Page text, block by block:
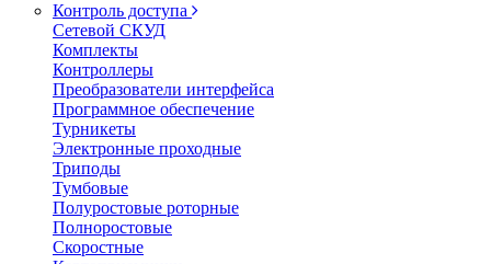
Контроль доступа
Сетевой СКУД
Комплекты
Контроллеры
Преобразователи интерфейса
Программное обеспечение
Турникеты
Электронные проходные
Триподы
Тумбовые
Полуростовые роторные
Полноростовые
Скоростные